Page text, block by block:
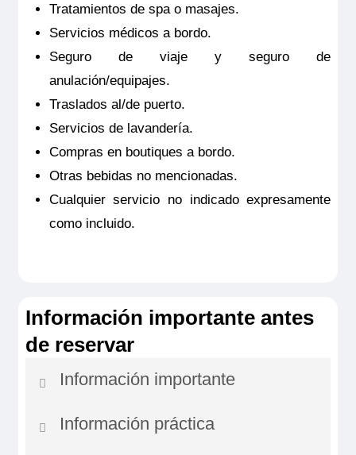
Tratamientos de spa o masajes.
Servicios médicos a bordo.
Seguro de viaje y seguro de
anulación/equipajes.
Traslados al/de puerto.
Servicios de lavandería.
Compras en boutiques a bordo.
Otras bebidas no mencionadas.
Cualquier servicio no indicado expresamente
como incluido.
Información importante antes
de reservar
Información importante
IDIOMA A BORDO: Inglés. En caso de
Información práctica